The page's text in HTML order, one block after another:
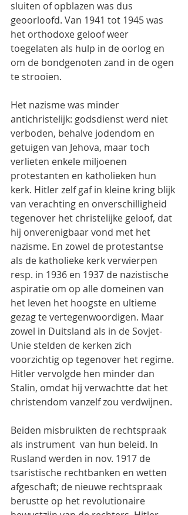
sluiten of opblazen was dus
geoorloofd. Van 1941 tot 1945 was
het orthodoxe geloof weer
toegelaten als hulp in de oorlog en
om de bondgenoten zand in de ogen
te strooien.
Het nazisme was minder
antichristelijk: godsdienst werd niet
verboden, behalve jodendom en
getuigen van Jehova, maar toch
verlieten enkele miljoenen
protestanten en katholieken hun
kerk. Hitler zelf gaf in kleine kring blijk
van verachting en onverschilligheid
tegenover het christelijke geloof, dat
hij onverenigbaar vond met het
nazisme. En zowel de protestantse
als de katholieke kerk verwierpen
resp. in 1936 en 1937 de nazistische
aspiratie om op alle domeinen van
het leven het hoogste en ultieme
gezag te vertegenwoordigen. Maar
zowel in Duitsland als in de Sovjet-
Unie stelden de kerken zich
voorzichtig op tegenover het regime.
Hitler vervolgde hen minder dan
Stalin, omdat hij verwachtte dat het
christendom vanzelf zou verdwijnen.
Beiden misbruikten de rechtspraak
als instrument  van hun beleid. In
Rusland werden in nov. 1917 de
tsaristische rechtbanken en wetten
afgeschaft; de nieuwe rechtspraak
berustte op het revolutionaire